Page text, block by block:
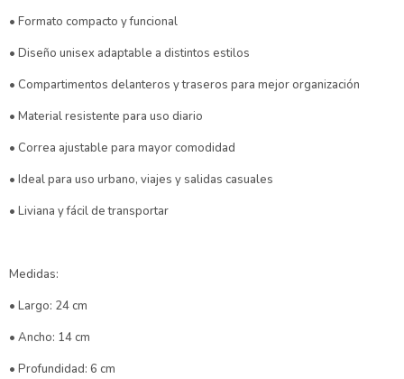
• Formato compacto y funcional
• Diseño unisex adaptable a distintos estilos
• Compartimentos delanteros y traseros para mejor organización
• Material resistente para uso diario
• Correa ajustable para mayor comodidad
• Ideal para uso urbano, viajes y salidas casuales
• Liviana y fácil de transportar
Medidas:
• Largo: 24 cm
• Ancho: 14 cm
• Profundidad: 6 cm